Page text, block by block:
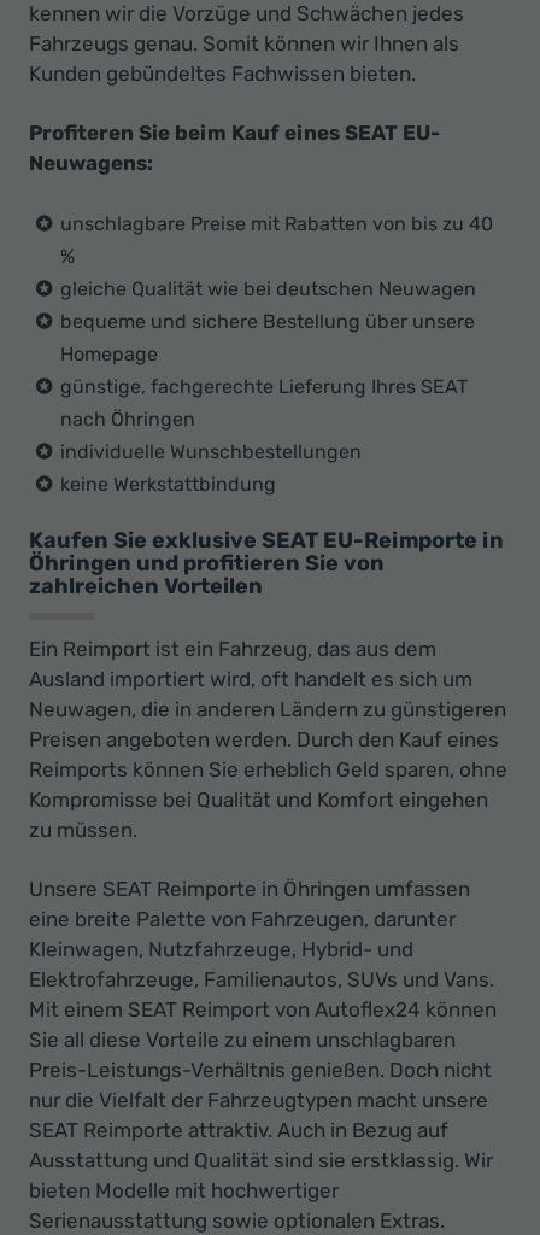
kennen wir die Vorzüge und Schwächen jedes
Fahrzeugs genau. Somit können wir Ihnen als
Kunden gebündeltes Fachwissen bieten.
Profiteren Sie beim Kauf eines SEAT EU-
Neuwagens:
unschlagbare Preise mit Rabatten von bis zu 40
%
gleiche Qualität wie bei deutschen Neuwagen
bequeme und sichere Bestellung über unsere
Homepage
günstige, fachgerechte Lieferung Ihres SEAT
nach Öhringen
individuelle Wunschbestellungen
keine Werkstattbindung
Kaufen Sie exklusive SEAT EU-Reimporte in
Öhringen und profitieren Sie von
zahlreichen Vorteilen
Ein Reimport ist ein Fahrzeug, das aus dem
Ausland importiert wird, oft handelt es sich um
Neuwagen, die in anderen Ländern zu günstigeren
Preisen angeboten werden. Durch den Kauf eines
Reimports können Sie erheblich Geld sparen, ohne
Kompromisse bei Qualität und Komfort eingehen
zu müssen.
Unsere SEAT Reimporte in Öhringen umfassen
eine breite Palette von Fahrzeugen, darunter
Kleinwagen, Nutzfahrzeuge, Hybrid- und
Elektrofahrzeuge, Familienautos, SUVs und Vans.
Mit einem SEAT Reimport von Autoflex24 können
Sie all diese Vorteile zu einem unschlagbaren
Preis-Leistungs-Verhältnis genießen. Doch nicht
nur die Vielfalt der Fahrzeugtypen macht unsere
SEAT Reimporte attraktiv. Auch in Bezug auf
Ausstattung und Qualität sind sie erstklassig. Wir
bieten Modelle mit hochwertiger
Serienausstattung sowie optionalen Extras.